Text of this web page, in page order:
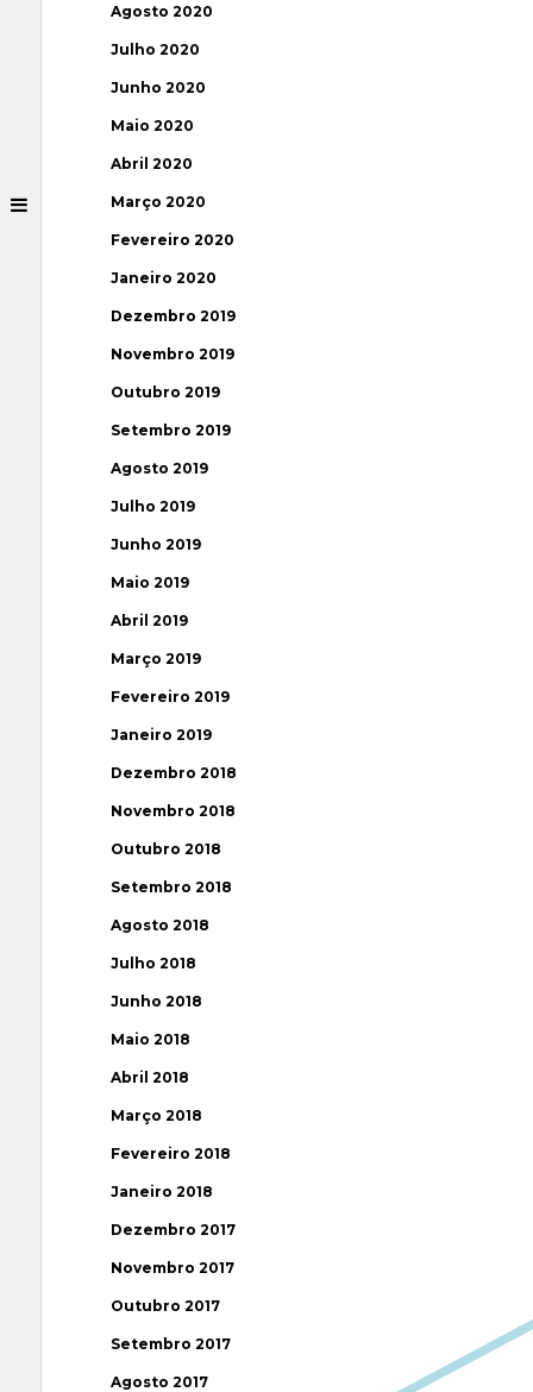
Agosto 2020
Julho 2020
Junho 2020
Maio 2020
Abril 2020
Março 2020
Fevereiro 2020
Janeiro 2020
Dezembro 2019
Novembro 2019
Outubro 2019
Setembro 2019
Agosto 2019
Julho 2019
Junho 2019
Maio 2019
Abril 2019
Março 2019
Fevereiro 2019
Janeiro 2019
Dezembro 2018
Novembro 2018
Outubro 2018
Setembro 2018
Agosto 2018
Julho 2018
Junho 2018
Maio 2018
Abril 2018
Março 2018
Fevereiro 2018
Janeiro 2018
Dezembro 2017
Novembro 2017
Outubro 2017
Setembro 2017
Agosto 2017